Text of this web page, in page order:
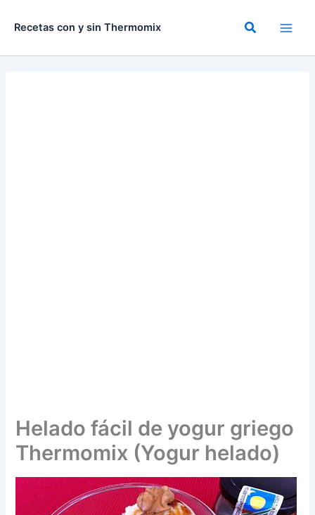
Recetas con y sin Thermomix Buscar
Helado fácil de yogur griego
Thermomix (Yogur helado)